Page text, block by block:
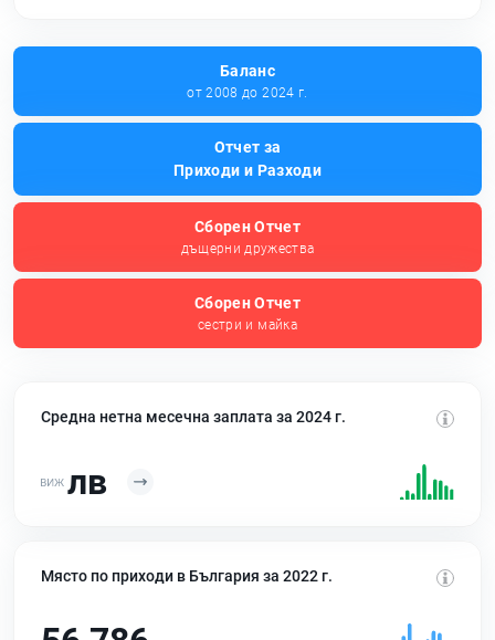
Баланс
от 2008 до 2024 г.
Отчет за
Приходи и Разходи
Сборен Отчет
дъщерни дружества
Сборен Отчет
сестри и майка
Средна нетна месечна заплата за 2024 г.
лв
Място по приходи в България за 2022 г.